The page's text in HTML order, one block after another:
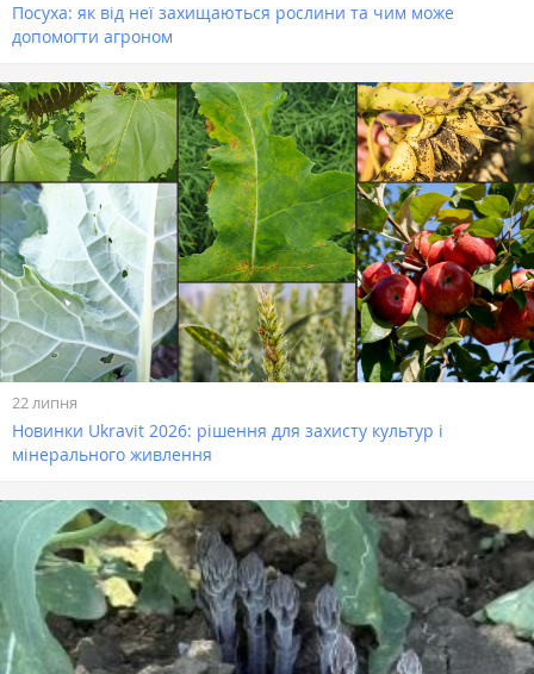
Посуха: як від неї захищаються рослини та чим може
допомогти агроном
22 липня
Новинки Ukravit 2026: рішення для захисту культур і
мінерального живлення